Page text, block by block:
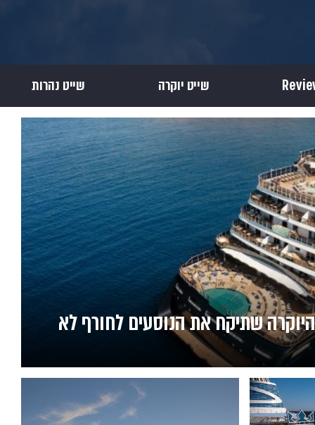
שייט יוקרה שייט נהרות
היוקרה שתיקח את הנוסעים לחורף לא